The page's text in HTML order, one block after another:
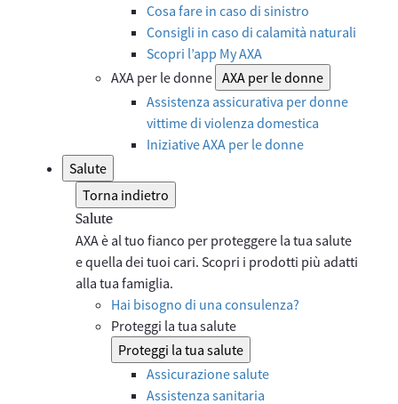
Cosa fare in caso di sinistro
Consigli in caso di calamità naturali
Scopri l’app My AXA
AXA per le donne AXA per le donne
Assistenza assicurativa per donne
vittime di violenza domestica
Iniziative AXA per le donne
Salute
Torna indietro
Salute
AXA è al tuo fianco per proteggere la tua salute
e quella dei tuoi cari. Scopri i prodotti più adatti
alla tua famiglia.
Hai bisogno di una consulenza?
Proteggi la tua salute
Proteggi la tua salute
Assicurazione salute
Assistenza sanitaria